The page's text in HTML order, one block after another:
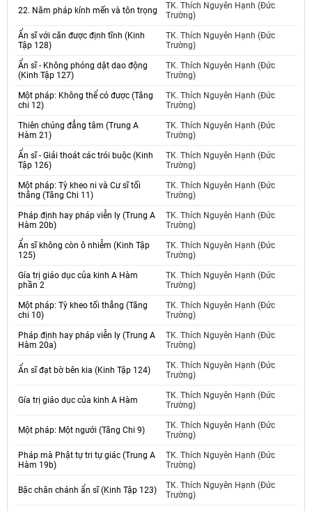
22. Năm pháp kính mến và tôn trọng
TK. Thích Nguyên Hạnh (Đức
Trường)
Ẩn sĩ với căn được định tĩnh (Kinh
Tập 128)
TK. Thích Nguyên Hạnh (Đức
Trường)
Ẩn sĩ - Không phóng dật dao động
(Kinh Tập 127)
TK. Thích Nguyên Hạnh (Đức
Trường)
Một pháp: Không thể có được (Tăng
chi 12)
TK. Thích Nguyên Hạnh (Đức
Trường)
Thiên chúng đẳng tâm (Trung A
Hàm 21)
TK. Thích Nguyên Hạnh (Đức
Trường)
Ẩn sĩ - Giải thoát các trói buộc (Kinh
Tập 126)
TK. Thích Nguyên Hạnh (Đức
Trường)
Một pháp: Tỳ kheo ni và Cư sĩ tối
thắng (Tăng Chi 11)
TK. Thích Nguyên Hạnh (Đức
Trường)
Pháp định hay pháp viễn ly (Trung A
Hàm 20b)
TK. Thích Nguyên Hạnh (Đức
Trường)
Ẩn sĩ không còn ô nhiễm (Kinh Tập
125)
TK. Thích Nguyên Hạnh (Đức
Trường)
Gía trị giáo dục của kinh A Hàm
phần 2
TK. Thích Nguyên Hạnh (Đức
Trường)
Một pháp: Tỳ kheo tối thắng (Tăng
chi 10)
TK. Thích Nguyên Hạnh (Đức
Trường)
Pháp định hay pháp viễn ly (Trung A
Hàm 20a)
TK. Thích Nguyên Hạnh (Đức
Trường)
Ẩn sĩ đạt bờ bên kia (Kinh Tập 124)
TK. Thích Nguyên Hạnh (Đức
Trường)
Gía trị giáo dục của kinh A Hàm
TK. Thích Nguyên Hạnh (Đức
Trường)
Một pháp: Một ngưới (Tăng Chi 9)
TK. Thích Nguyên Hạnh (Đức
Trường)
Pháp mà Phật tự tri tự giác (Trung A
Hàm 19b)
TK. Thích Nguyên Hạnh (Đức
Trường)
Bậc chân chánh ẩn sĩ (Kinh Tập 123)
TK. Thích Nguyên Hạnh (Đức
Trường)